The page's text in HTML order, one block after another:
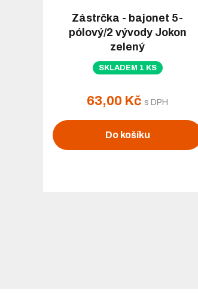
Zástrčka - bajonet 5-
pólový/2 vývody Jokon
zelený
SKLADEM 1 KS
63,00 Kč s DPH
Do košíku